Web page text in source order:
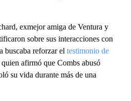
exmejor amiga de Ventura y
sobre sus interacciones con
buscaba reforzar el testimonio de
quien afirmó que Combs abusó
su vida durante más de una